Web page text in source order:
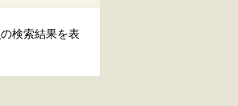
の検索結果を表